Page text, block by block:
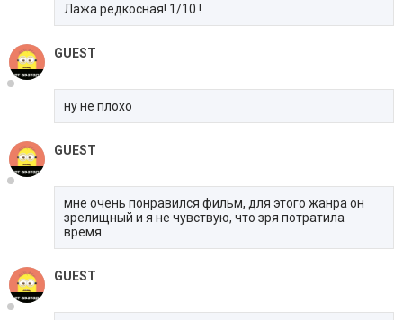
Лажа редкосная! 1/10 !
GUEST
ну не плохо
GUEST
мне очень понравился фильм, для этого жанра он
зрелищный и я не чувствую, что зря потратила
время
GUEST